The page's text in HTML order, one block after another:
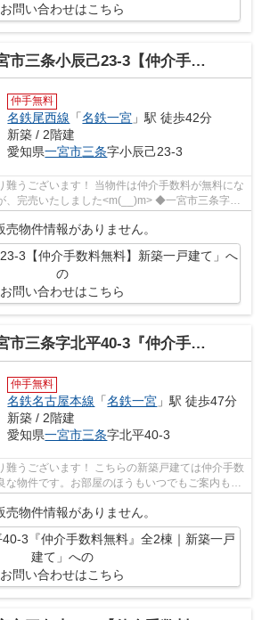
お問い合わせはこちら
三条小辰己23-3【仲介手数料無料】新築一戸建て
仲手無料
名鉄尾西線 「名鉄一宮 」駅 徒歩42分
新築 / 2階建
愛知県一宮市三条字小辰己23-3
難うございます！ 当物件は仲介手数料が無料にな
たしました<m(__)m> ◆一宮市三条字小
費...
売物件情報がありません。
3【仲介手数料無料】新築一戸建て」へ
の
お問い合わせはこちら
条字北平40-3『仲介手数料無料』全2棟｜新築一戸建て
仲手無料
名鉄名古屋本線 「名鉄一宮 」駅 徒歩47分
新築 / 2階建
愛知県一宮市三条字北平40-3
難うございます！ こちらの新築戸建ては仲介手数
な物件です。お部屋のほうもいつでもご案内もさ
売物件情報がありません。
40-3『仲介手数料無料』全2棟｜新築一戸
建て」への
お問い合わせはこちら